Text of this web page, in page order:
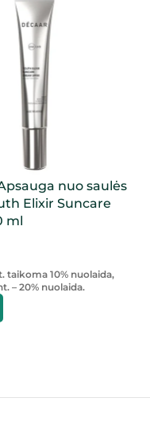
nuo saulės
Elixir Suncare
ml
taikoma 10% nuolaida,
– 20% nuolaida.